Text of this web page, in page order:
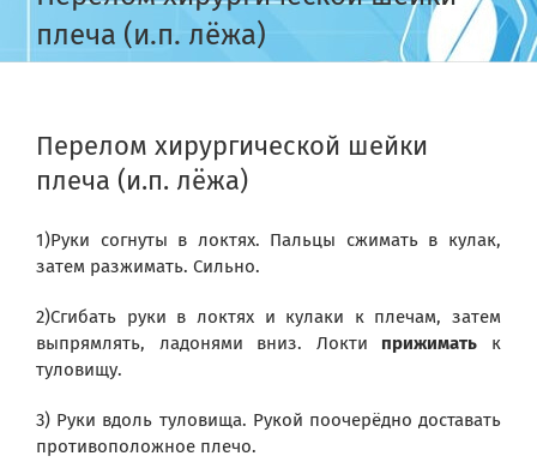
плеча (и.п. лёжа)
Перелом хирургической шейки
плеча (и.п. лёжа)
1)Руки согнуты в локтях. Пальцы сжимать в кулак,
затем разжимать. Сильно.
2)Сгибать руки в локтях и кулаки к плечам, затем
выпрямлять, ладонями вниз. Локти прижимать к
туловищу.
3) Руки вдоль туловища. Рукой поочерёдно доставать
противоположное плечо.